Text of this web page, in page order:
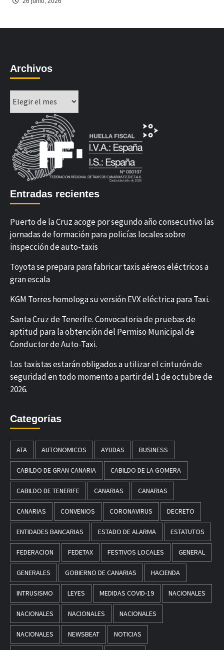
Archivos
Entradas recientes
Puerto de la Cruz acoge por segundo año consecutivo las
jornadas de formación para policías locales sobre
inspección de auto-taxis
Toyota se prepara para fabricar taxis aéreos eléctricos a
gran escala
KGM Torres homologa su versión EVX eléctrica para Taxi.
Santa Cruz de Tenerife. Convocatoria de pruebas de
aptitud para la obtención del Permiso Municipal de
Conductor de Auto-Taxi.
Los taxistas estarán obligados a utilizar el cinturón de
seguridad en todo momento a partir del 1 de octubre de
2026.
Categorías
ATA AUTONOMICOS AYUDAS BUSINESS
CABILDO DE GRAN CANARIA CABILDO DE LA GOMERA
CABILDO DE TENERIFE CANARIAS CANARIAS
CANARIAS CONVENIOS CORONAVIRUS DECRETO
ENTIDADES BANCARIAS ESTADO DE ALARMA ESTATUTOS
FEDERACION FEDETAX FESTIVOS LOCALES GENERAL
GENERALES GOBIERNO DE CANARIAS HACIENDA
INTRUSISMO LEYES MEDIDAS COVID-19 NACIONALES
NACIONALES NACIONALES NACIONALES
NACIONALES NEWSBEAT NOTICIAS